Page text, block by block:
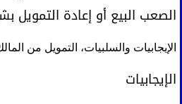
الصعب البيع أو إعادة التمويل
الإيجابيات والسلبيات، التمويل من
الإيجابيات